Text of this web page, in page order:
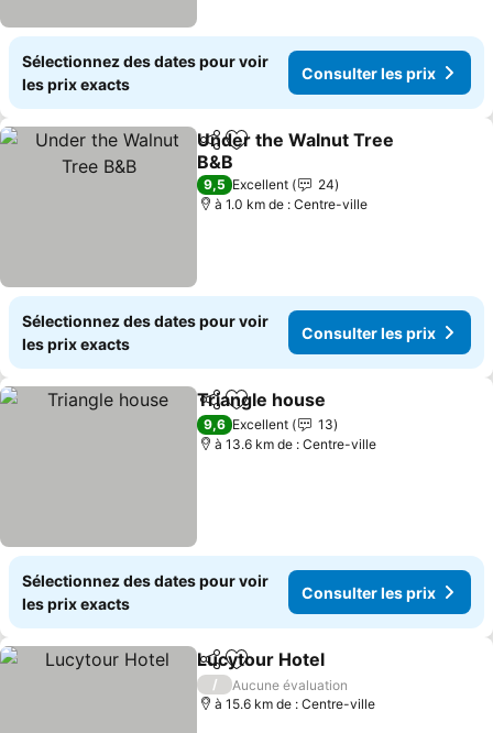
Sélectionnez des dates pour voir
les prix exacts
Consulter les prix
PartagerAjouter à mes favoris
Under the Walnut Tree
B&B
Consulter les prix
9,5 Excellent
24
à 1.0 km de : Centre-ville
Sélectionnez des dates pour voir
les prix exacts
Consulter les prix
PartagerAjouter à mes favoris
Triangle house
9,6 Excellent
13
à 13.6 km de : Centre-ville
Sélectionnez des dates pour voir
les prix exacts
Consulter les prix
PartagerAjouter à mes favoris
Lucytour Hotel
/
Aucune évaluation
à 15.6 km de : Centre-ville